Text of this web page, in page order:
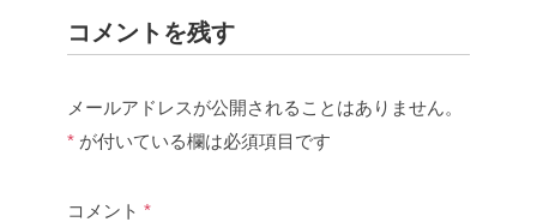
コメントを残す
メールアドレスが公開されることはありません。
* が付いている欄は必須項目です
コメント *